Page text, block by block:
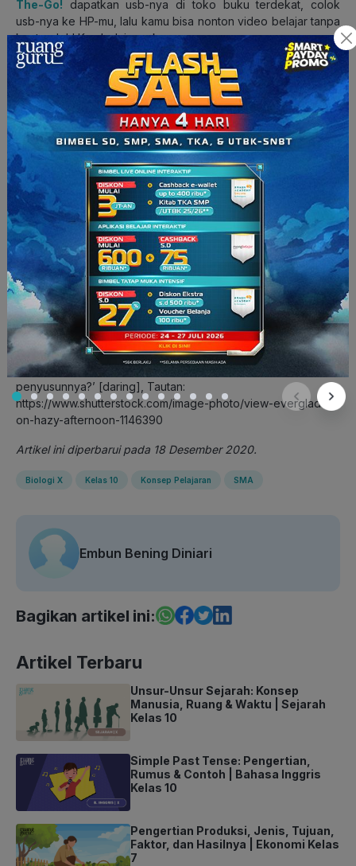
The-Go! dapatkan usb-nya di toko buku terdekat, colok
usb-nya ke HP-mu, lalu kamu bisa nonton video belajar tanpa
kuota, deh! Kuy belajar sekarang.
Referensi:
Irnaningtyas. (2016). Biologi untuk SMA/MA Kelas X Kurikulum
2013. Jakarta: Penerbit Erlangga.
Sumber Foto:
Foto ‘Kalau ekosistemnya seperti ini, apa saja ya komponen
penyusunnya?’ [daring], Tautan:
https://www.shutterstock.com/image-photo/view-everglades-
on-hazy-afternoon-1146390
Artikel ini diperbarui pada 18 Desember 2020.
Biologi X Kelas 10 Konsep Pelajaran SMA
Embun Bening Diniari
Bagikan artikel ini:
Artikel Terbaru
Unsur-Unsur Sejarah: Konsep
Manusia, Ruang & Waktu | Sejarah
Kelas 10
Simple Past Tense: Pengertian,
Rumus & Contoh | Bahasa Inggris
Kelas 10
Pengertian Produksi, Jenis, Tujuan,
Faktor, dan Hasilnya | Ekonomi Kelas
7